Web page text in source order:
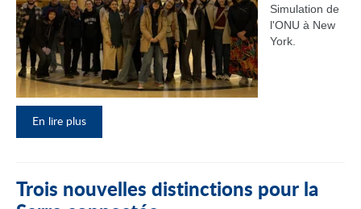
Simulation de
l'ONU à New
York.
En lire plus
Trois nouvelles distinctions pour la